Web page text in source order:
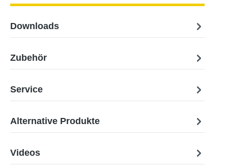
Downloads
Zubehör
Service
Alternative Produkte
Videos